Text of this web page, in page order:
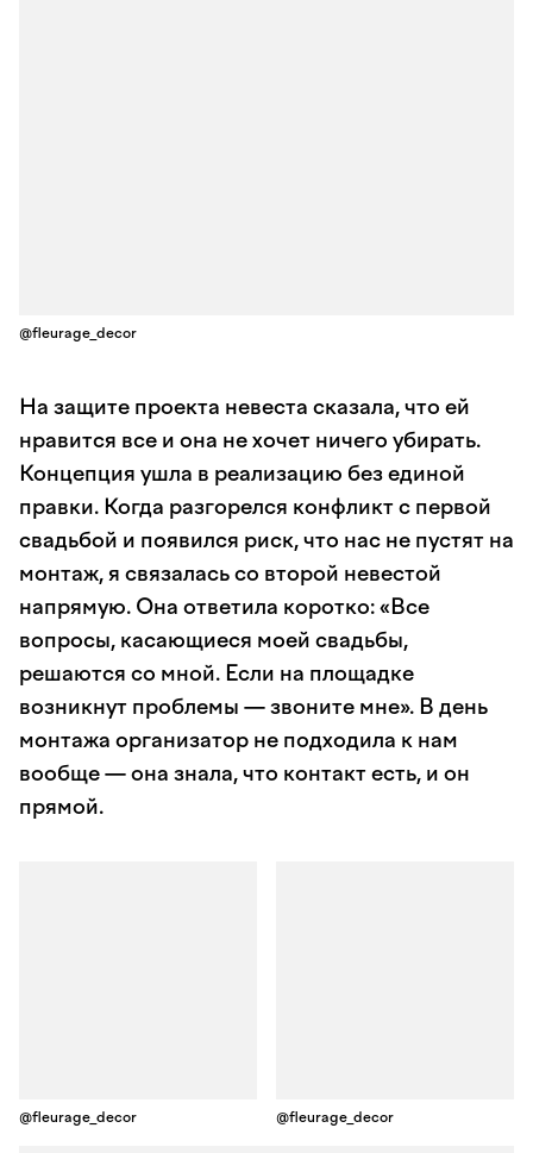
@fleurage_decor
На защите проекта невеста сказала, что ей
нравится все и она не хочет ничего убирать.
Концепция ушла в реализацию без единой
правки. Когда разгорелся конфликт с первой
свадьбой и появился риск, что нас не пустят на
монтаж, я связалась со второй невестой
напрямую. Она ответила коротко: «Все
вопросы, касающиеся моей свадьбы,
решаются со мной. Если на площадке
возникнут проблемы — звоните мне». В день
монтажа организатор не подходила к нам
вообще — она знала, что контакт есть, и он
прямой.
@fleurage_decor @fleurage_decor